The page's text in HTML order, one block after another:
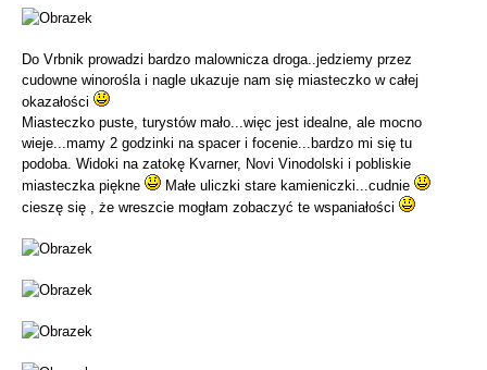
Do Vrbnik prowadzi bardzo malownicza droga..jedziemy przez
cudowne winorośla i nagle ukazuje nam się miasteczko w całej
okazałości
Miasteczko puste, turystów mało...więc jest idealne, ale mocno
wieje...mamy 2 godzinki na spacer i focenie...bardzo mi się tu
podoba. Widoki na zatokę Kvarner, Novi Vinodolski i pobliskie
miasteczka piękne
Małe uliczki stare kamieniczki...cudnie
cieszę się , że wreszcie mogłam zobaczyć te wspaniałości